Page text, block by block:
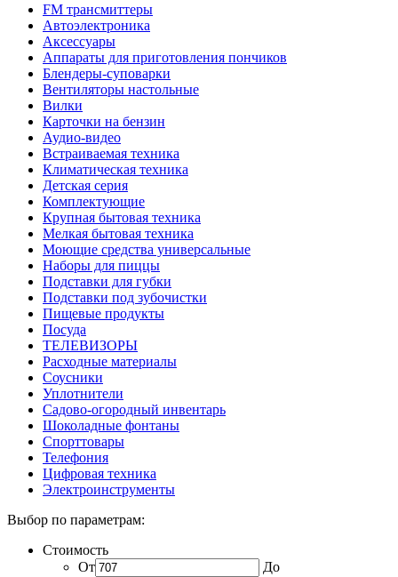
FM трансмиттеры
Автоэлектроника
Аксессуары
Аппараты для приготовления пончиков
Блендеры-суповарки
Вентиляторы настольные
Вилки
Карточки на бензин
Аудио-видео
Встраиваемая техника
Климатическая техника
Детская серия
Комплектующие
Крупная бытовая техника
Мелкая бытовая техника
Моющие средства универсальные
Наборы для пиццы
Подставки для губки
Подставки под зубочистки
Пищевые продукты
Посуда
ТЕЛЕВИЗОРЫ
Расходные материалы
Соусники
Уплотнители
Садово-огородный инвентарь
Шоколадные фонтаны
Спорттовары
Телефония
Цифровая техника
Электроинструменты
Выбор по параметрам:
Стоимость
От
До